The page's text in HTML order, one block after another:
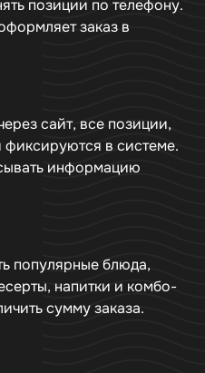
позиции по телефону.
заказ в
сайт, все позиции,
в системе.
информацию
популярные блюда,
напитки и комбо-
сумму заказа.